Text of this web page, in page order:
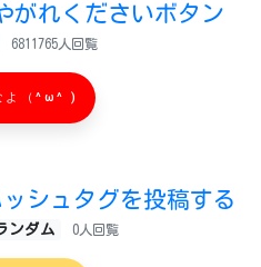
がれくださいボタン
6811765人回覧
よ（^ω^ )
シュタグを投稿する
ンダム 0人回覧